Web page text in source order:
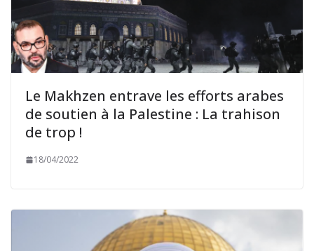
Le Makhzen entrave les efforts arabes
de soutien à la Palestine : La trahison
de trop !
18/04/2022